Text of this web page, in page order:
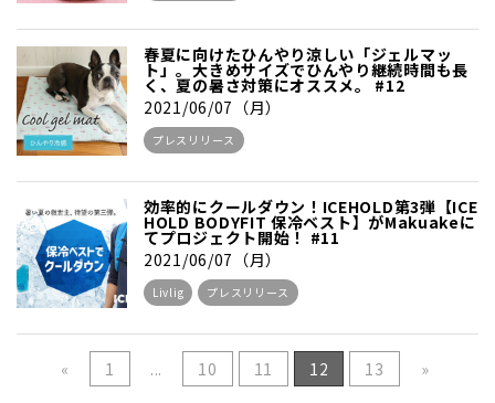
春夏に向けたひんやり涼しい「ジェルマッ
ト」。大きめサイズでひんやり継続時間も長
く、夏の暑さ対策にオススメ。 #12
2021/06/07（月）
プレスリリース
効率的にクールダウン！ICEHOLD第3弾【ICE
HOLD BODYFIT 保冷ベスト】がMakuakeに
てプロジェクト開始！ #11
2021/06/07（月）
Livlig プレスリリース
« 1 ... 10 11 12 13 »